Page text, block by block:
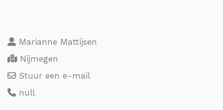
Marianne Mattijsen
Nijmegen
Stuur een e-mail
null